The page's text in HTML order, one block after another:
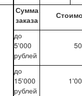
Сумма
заказа
до
5'000
рублей
до
15'000
рублей